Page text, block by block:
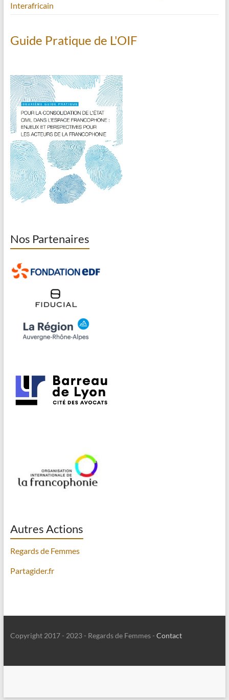
Interafricain
Guide Pratique de L'OIF
Nos Partenaires
Autres Actions
Regards de Femmes
Partagider.fr
Copyright 2017 - 2023 - Regards de Femmes - Contact